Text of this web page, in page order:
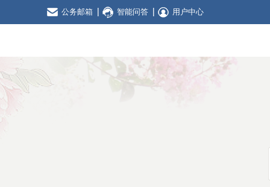
公务邮箱 智能问答 用户中心